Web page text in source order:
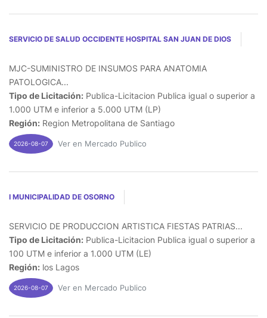
SERVICIO DE SALUD OCCIDENTE HOSPITAL SAN JUAN DE DIOS
MJC-SUMINISTRO DE INSUMOS PARA ANATOMIA
PATOLOGICA...
Tipo de Licitación: Publica-Licitacion Publica igual o superior a
1.000 UTM e inferior a 5.000 UTM (LP)
Región: Region Metropolitana de Santiago
2026-08-07 Ver en Mercado Publico
I MUNICIPALIDAD DE OSORNO
SERVICIO DE PRODUCCION ARTISTICA FIESTAS PATRIAS...
Tipo de Licitación: Publica-Licitacion Publica igual o superior a
100 UTM e inferior a 1.000 UTM (LE)
Región: los Lagos
2026-08-07 Ver en Mercado Publico